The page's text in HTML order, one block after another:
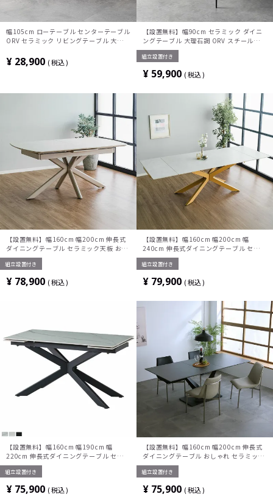
幅105cm ローテーブル センターテーブル
ORV セラミック リビングテーブル 大理石
ゃれ シンプル モダン 白 灰 完成品
¥ 28,900 税込
【設置無料】幅90cm セラミック ダイニ
ングテーブル 大理石調 ORV スチール脚
耐熱 コンセント付き シンプル モダン テ
ーブル 2人 食卓テーブル おしゃれ グレー
組立設置付き
¥ 59,900 税込
【設置無料】幅160cm 幅200cm 伸長式
ダイニングテーブル セラミック天板 おし
ゃれ テーブル エクステンション シンプル
モダン グレー ホワイト ナチュラル(両サ
イド伸長)
組立設置付き
¥ 78,900 税込
【設置無料】幅160cm 幅200cm 幅
240cm 伸長式ダイニングテーブル セラミ
ック天板 おしゃれ テーブル エクステンシ
ョン モダン ホワイト グレー ブラック(両
サイド伸長)
組立設置付き
¥ 79,900 税込
【設置無料】幅160cm 幅190cm 幅
220cm 伸長式ダイニングテーブル セラミ
ック天板 おしゃれ テーブル エクステンシ
ョン モダン ホワイト グレー ブラック(両
サイド伸長)
組立設置付き
¥ 75,900 税込
【設置無料】幅160cm 幅200cm 伸長式
ダイニングテーブル おしゃれ セラミック
天板 テーブル エクステンション 4人掛け
6人掛け モダン グレー (センター伸長)
組立設置付き
¥ 75,900 税込